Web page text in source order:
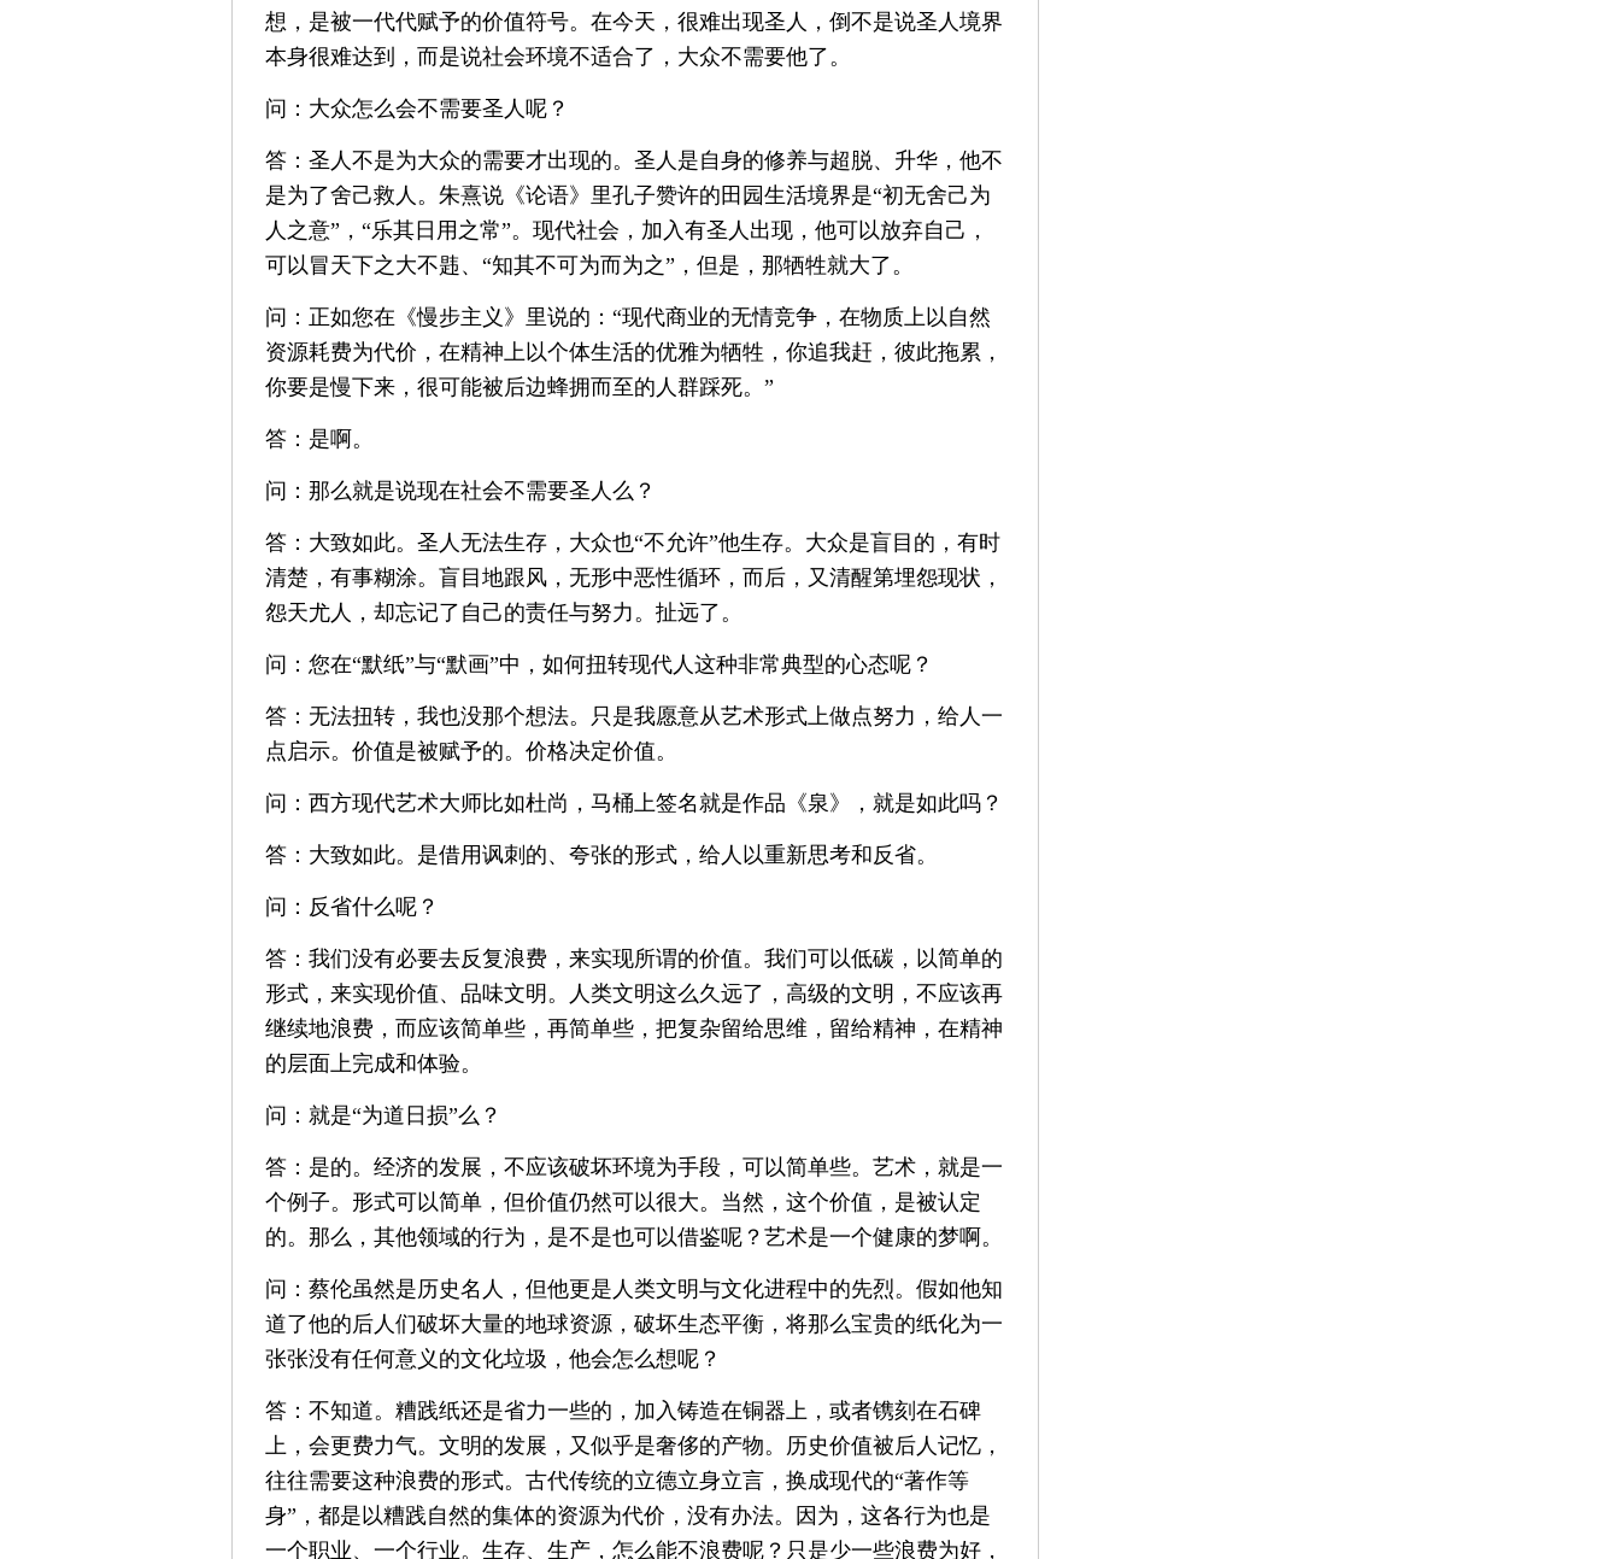
想，是被一代代赋予的价值符号。在今天，很难出现圣人，倒不是说圣人境界
本身很难达到，而是说社会环境不适合了，大众不需要他了。
问：大众怎么会不需要圣人呢？
答：圣人不是为大众的需要才出现的。圣人是自身的修养与超脱、升华，他不
是为了舍己救人。朱熹说《论语》里孔子赞许的田园生活境界是“初无舍己为
人之意”，“乐其日用之常”。现代社会，加入有圣人出现，他可以放弃自己，
可以冒天下之大不韪、“知其不可为而为之”，但是，那牺牲就大了。
问：正如您在《慢步主义》里说的：“现代商业的无情竞争，在物质上以自然
资源耗费为代价，在精神上以个体生活的优雅为牺牲，你追我赶，彼此拖累，
你要是慢下来，很可能被后边蜂拥而至的人群踩死。”
答：是啊。
问：那么就是说现在社会不需要圣人么？
答：大致如此。圣人无法生存，大众也“不允许”他生存。大众是盲目的，有时
清楚，有事糊涂。盲目地跟风，无形中恶性循环，而后，又清醒第埋怨现状，
怨天尤人，却忘记了自己的责任与努力。扯远了。
问：您在“默纸”与“默画”中，如何扭转现代人这种非常典型的心态呢？
答：无法扭转，我也没那个想法。只是我愿意从艺术形式上做点努力，给人一
点启示。价值是被赋予的。价格决定价值。
问：西方现代艺术大师比如杜尚，马桶上签名就是作品《泉》，就是如此吗？
答：大致如此。是借用讽刺的、夸张的形式，给人以重新思考和反省。
问：反省什么呢？
答：我们没有必要去反复浪费，来实现所谓的价值。我们可以低碳，以简单的
形式，来实现价值、品味文明。人类文明这么久远了，高级的文明，不应该再
继续地浪费，而应该简单些，再简单些，把复杂留给思维，留给精神，在精神
的层面上完成和体验。
问：就是“为道日损”么？
答：是的。经济的发展，不应该破坏环境为手段，可以简单些。艺术，就是一
个例子。形式可以简单，但价值仍然可以很大。当然，这个价值，是被认定
的。那么，其他领域的行为，是不是也可以借鉴呢？艺术是一个健康的梦啊。
问：蔡伦虽然是历史名人，但他更是人类文明与文化进程中的先烈。假如他知
道了他的后人们破坏大量的地球资源，破坏生态平衡，将那么宝贵的纸化为一
张张没有任何意义的文化垃圾，他会怎么想呢？
答：不知道。糟践纸还是省力一些的，加入铸造在铜器上，或者镌刻在石碑
上，会更费力气。文明的发展，又似乎是奢侈的产物。历史价值被后人记忆，
往往需要这种浪费的形式。古代传统的立德立身立言，换成现代的“著作等
身”，都是以糟践自然的集体的资源为代价，没有办法。因为，这各行为也是
一个职业、一个行业。生存、生产，怎么能不浪费呢？只是少一些浪费为好，